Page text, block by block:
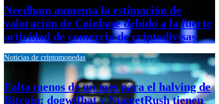
Needham aumenta la estimación de
valoración de Coinbase debido a la fuerte
actividad de comercio de criptodivisas
Noticias de criptomonedas
24.03.2024
Falta menos de un mes para el halving de
Bitcoin; dogwifhat y NuggetRush tienen